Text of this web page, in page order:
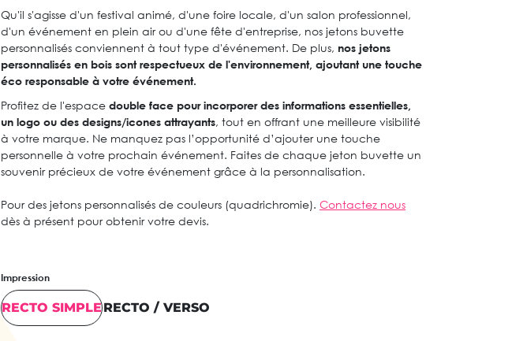
Qu'il s'agisse d'un festival animé, d'une foire locale, d'un salon professionnel,
d'un événement en plein air ou d'une fête d'entreprise, nos jetons buvette
personnalisés conviennent à tout type d'événement. De plus, nos jetons
personnalisés en bois sont respectueux de l'environnement, ajoutant une touche
éco responsable à votre événement.
Profitez de l'espace double face pour incorporer des informations essentielles,
un logo ou des designs/icones attrayants, tout en offrant une meilleure visibilité
à votre marque. Ne manquez pas l’opportunité d’ajouter une touche
personnelle à votre prochain événement. Faites de chaque jeton buvette un
souvenir précieux de votre événement grâce à la personnalisation.
Pour des jetons personnalisés de couleurs (quadrichromie). Contactez nous
dès à présent pour obtenir votre devis.
Impression
RECTO SIMPLERECTO / VERSO